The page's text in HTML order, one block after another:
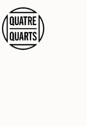
au
contenu